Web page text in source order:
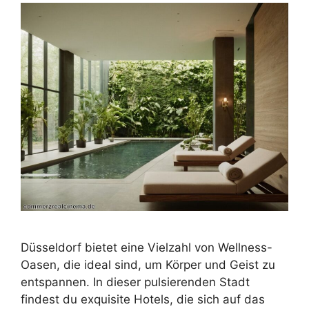
Düsseldorf bietet eine Vielzahl von Wellness-
Oasen, die ideal sind, um Körper und Geist zu
entspannen. In dieser pulsierenden Stadt
findest du exquisite Hotels, die sich auf das